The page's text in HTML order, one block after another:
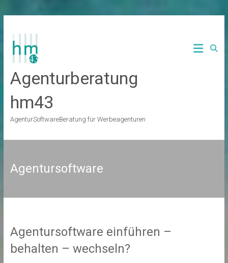
Inhalt
springen
Agenturberatung
hm43
AgenturSoftwareBeratung für Werbeagenturen
Agentursoftware
Agentursoftware einführen –
behalten – wechseln?